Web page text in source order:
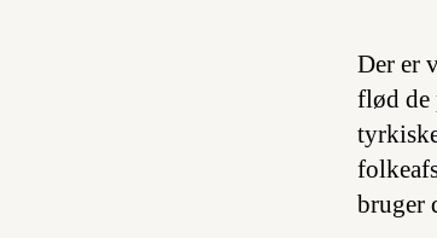
Der er
flød de
bruger